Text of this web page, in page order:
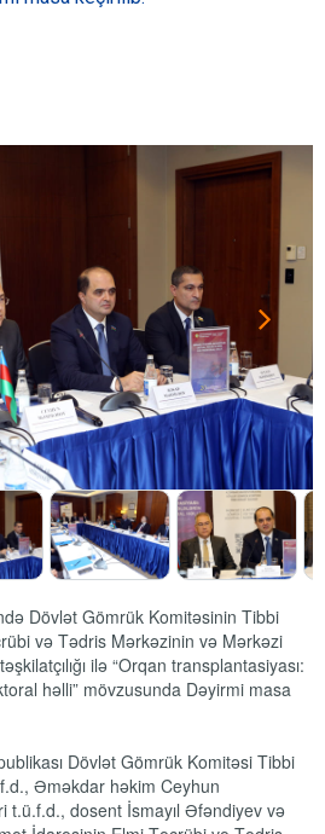
Dövlət Gömrük Komitəsinin Tibbi
və Tədris Mərkəzinin və Mərkəzi
ilə “Orqan transplantasiyası:
həlli” mövzusunda Dəyirmi masa
Dövlət Gömrük Komitəsi Tibbi
Əməkdar həkim Ceyhun
t.ü.f.d., dosent İsmayıl Əfəndiyev və